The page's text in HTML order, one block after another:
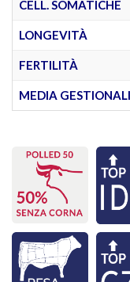
CELL. SOMATICHE
LONGEVITÀ
FERTILITÀ
MEDIA GESTIONALI